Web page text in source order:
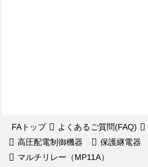
FAトップ よくあるご質問(FAQ)
高圧配電制御機器
保護継電器
マルチリレー（MP11A）